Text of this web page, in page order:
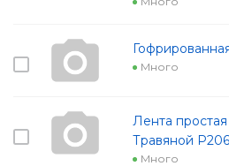
Много
Лента
Травяной
Много